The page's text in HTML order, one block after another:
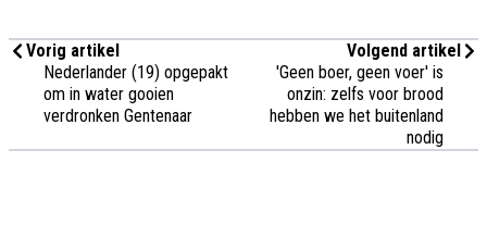
Vorig artikel
Nederlander (19) opgepakt
om in water gooien
verdronken Gentenaar
Volgend artikel
'Geen boer, geen voer' is
onzin: zelfs voor brood
hebben we het buitenland
nodig